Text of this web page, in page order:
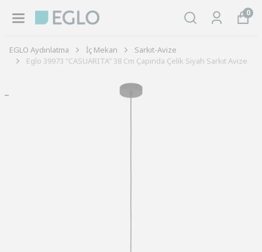
0
EGLO Aydınlatma İç Mekan
Sarkıt-Avize
Eglo 39973 "CASUARITA" 38 Cm Çapında Çelik Siyah Sarkıt Avize